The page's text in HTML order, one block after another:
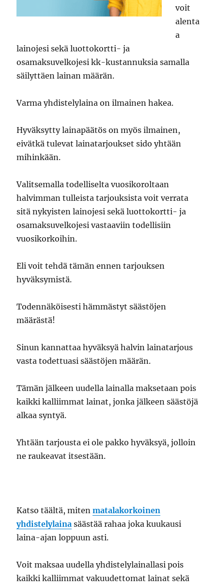
voit
alenta
a
lainojesi sekä luottokortti- ja
osamaksuvelkojesi kk-kustannuksia samalla
säilyttäen lainan määrän.
Varma yhdistelylaina on ilmainen hakea.
Hyväksytty lainapäätös on myös ilmainen,
eivätkä tulevat lainatarjoukset sido yhtään
mihinkään.
Valitsemalla todelliselta vuosikoroltaan
halvimman tulleista tarjouksista voit verrata
sitä nykyisten lainojesi sekä luottokortti- ja
osamaksuvelkojesi vastaaviin todellisiin
vuosikorkoihin.
Eli voit tehdä tämän ennen tarjouksen
hyväksymistä.
Todennäköisesti hämmästyt säästöjen
määrästä!
Sinun kannattaa hyväksyä halvin lainatarjous
vasta todettuasi säästöjen määrän.
Tämän jälkeen uudella lainalla maksetaan pois
kaikki kalliimmat lainat, jonka jälkeen säästöjä
alkaa syntyä.
Yhtään tarjousta ei ole pakko hyväksyä, jolloin
ne raukeavat itsestään.
Katso täältä, mitenmatalakorkoinen
yhdistelylaina säästää rahaa joka kuukausi
laina-ajan loppuun asti.
Voit maksaa uudella yhdistelylainallasi pois
kaikki kalliimmat vakuudettomat lainat sekä